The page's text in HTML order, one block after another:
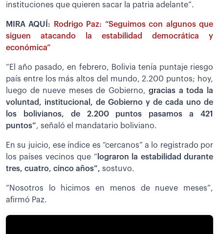
instituciones que quieren sacar la patria adelante”.
MIRA AQUÍ:
Rodrigo Paz: “Seguimos con algunos que
siguen atacando la estabilidad democrática y
económica”
“El año pasado, en febrero, Bolivia tenía puntaje riesgo
país entre los más altos del mundo, 2.200 puntos; hoy,
luego de nueve meses de Gobierno, gracias a toda la
voluntad, institucional, de Gobierno y de cada uno de
los bolivianos, de 2.200 puntos pasamos a 421
puntos”, señaló el mandatario boliviano.
En su juicio, ese índice es “cercanos” a lo registrado por
los países vecinos que “ lograron la estabilidad durante
tres, cuatro, cinco años”, sostuvo.
”Nosotros lo hicimos en menos de nueve meses”,
afirmó Paz.